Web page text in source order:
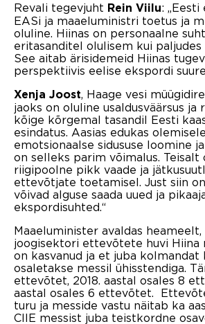
Revali tegevjuht Rein Viilu:
EASi ja maaeluministri toetus ja
oluline. Hiinas on personaalne
eritasanditel olulisem kui
See aitab ärisidemeid Hiinas
perspektiivis eelise ekspordi
Xenja Joost, Haage vesi
jaoks on oluline usaldusväärsus ja
kõige kõrgemal tasandil Eesti
esindatus. Aasias edukas
emotsionaalse sidususe loomine
on selleks parim võimalus. Teisalt
riigipoolne pikk vaade ja
ettevõtjate toetamisel. Just siin
võivad alguse saada uued ja
ekspordisuhted.“
Maaeluminister avaldas
joogisektori ettevõtete huvi Hiina
on kasvanud ja et juba kolmandat
osaletakse messil ühisstendiga.
ettevõtet, 2018. aastal osales 8
aastal osales 6 ettevõtet.
turu ja messide vastu näitab ka
CIIE messist juba teistkordne